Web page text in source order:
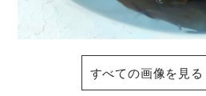
すべての画像を見る